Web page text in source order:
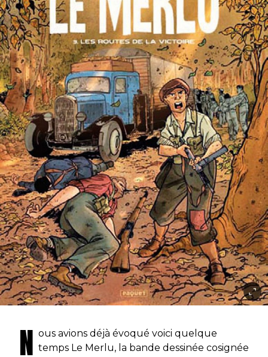
N ous avions déjà évoqué voici quelque
temps Le Merlu, la bande dessinée cosignée